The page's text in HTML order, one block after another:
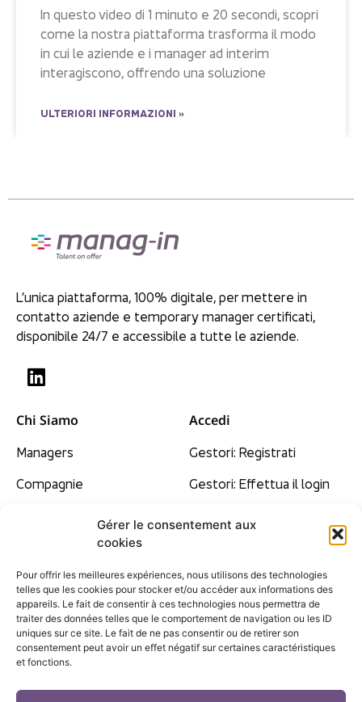
Gérer le consentement aux
cookies
Pour offrir les meilleures expériences, nous utilisons des technologies
telles que les cookies pour stocker et/ou accéder aux informations des
appareils. Le fait de consentir à ces technologies nous permettra de
traiter des données telles que le comportement de navigation ou les ID
uniques sur ce site. Le fait de ne pas consentir ou de retirer son
consentement peut avoir un effet négatif sur certaines caractéristiques
et fonctions.
In questo video di 1 minuto e 20 secondi, scopri
come la nostra piattaforma trasforma il modo
in cui le aziende e i manager ad interim
interagiscono, offrendo una soluzione
ULTERIORI INFORMAZIONI »
L’unica piattaforma, 100% digitale, per mettere in
contatto aziende e temporary manager certificati,
disponibile 24/7 e accessibile a tutte le aziende.
Chi Siamo
Managers
Compagnie
Contatto
F.A.Q
Mappa del sito
Accedi
Gestori: Registrati
Gestori: Effettua il login